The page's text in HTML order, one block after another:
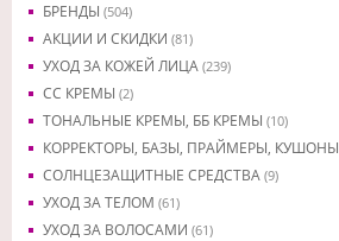
БРЕНДЫ (504)
АКЦИИ И СКИДКИ (81)
УХОД ЗА КОЖЕЙ ЛИЦА (239)
CC КРЕМЫ (2)
ТОНАЛЬНЫЕ КРЕМЫ, ББ КРЕМЫ (10)
КОРРЕКТОРЫ, БАЗЫ, ПРАЙМЕРЫ, КУШОНЫ
СОЛНЦЕЗАЩИТНЫЕ СРЕДСТВА (9)
УХОД ЗА ТЕЛОМ (61)
УХОД ЗА ВОЛОСАМИ (61)